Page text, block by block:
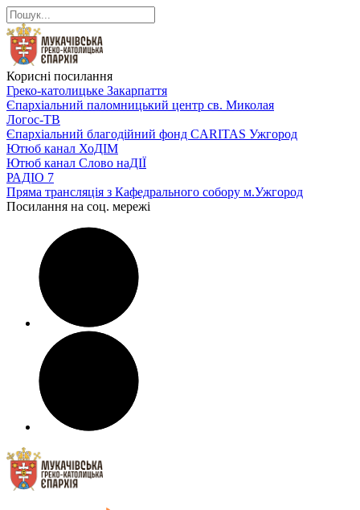
Корисні посилання
Греко-католицьке Закарпаття
Єпархіальний паломницький центр св. Миколая
Логос-ТВ
Єпархіальний благодійний фонд CARITAS Ужгород
Ютюб канал ХоДІМ
Ютюб канал Слово наДІЇ
РАДІО 7
Пряма трансляція з Кафедрального собору м.Ужгород
Посилання на соц. мережі